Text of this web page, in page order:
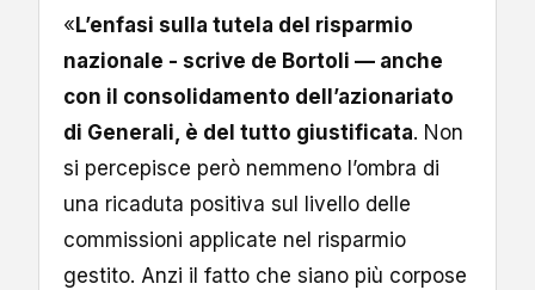
«L’enfasi sulla tutela del risparmio
nazionale - scrive de Bortoli — anche
con il consolidamento dell’azionariato
di Generali, è del tutto giustificata. Non
si percepisce però nemmeno l’ombra di
una ricaduta positiva sul livello delle
commissioni applicate nel risparmio
gestito. Anzi il fatto che siano più corpose